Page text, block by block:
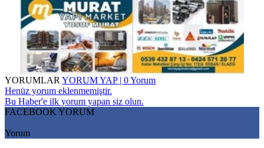
YORUMLAR YORUM YAP | 0 Yorum
Henüz yorum eklenmemiştir.
Bu Haber'e ilk yorum yapan siz olun.
FACEBOOK YORUM
Yorum